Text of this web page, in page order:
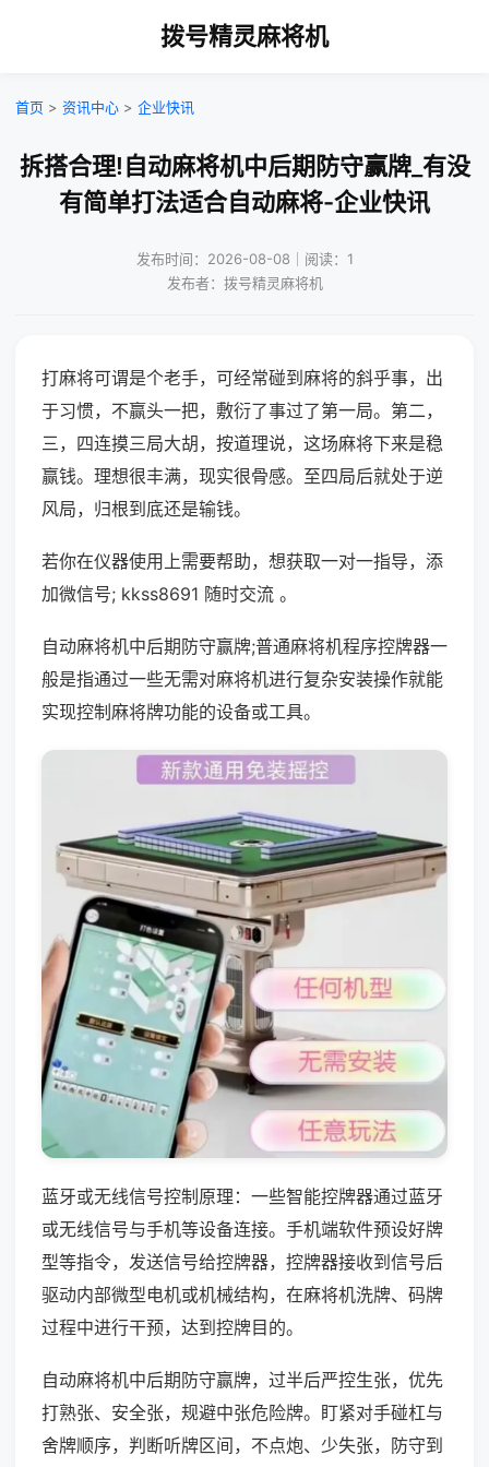
拨号精灵麻将机
首页 > 资讯中心 > 企业快讯
拆搭合理!自动麻将机中后期防守赢牌_有没
有简单打法适合自动麻将-企业快讯
发布时间：2026-08-08｜阅读：1
发布者：拨号精灵麻将机
打麻将可谓是个老手，可经常碰到麻将的斜乎事，出
于习惯，不赢头一把，敷衍了事过了第一局。第二，
三，四连摸三局大胡，按道理说，这场麻将下来是稳
赢钱。理想很丰满，现实很骨感。至四局后就处于逆
风局，归根到底还是输钱。
若你在仪器使用上需要帮助，想获取一对一指导，添
加微信号; kkss8691 随时交流 。
自动麻将机中后期防守赢牌;普通麻将机程序控牌器一
般是指通过一些无需对麻将机进行复杂安装操作就能
实现控制麻将牌功能的设备或工具。
蓝牙或无线信号控制原理：一些智能控牌器通过蓝牙
或无线信号与手机等设备连接。手机端软件预设好牌
型等指令，发送信号给控牌器，控牌器接收到信号后
驱动内部微型电机或机械结构，在麻将机洗牌、码牌
过程中进行干预，达到控牌目的。
自动麻将机中后期防守赢牌，过半后严控生张，优先
打熟张、安全张，规避中张危险牌。盯紧对手碰杠与
舍牌顺序，判断听牌区间，不点炮、少失张，防守到